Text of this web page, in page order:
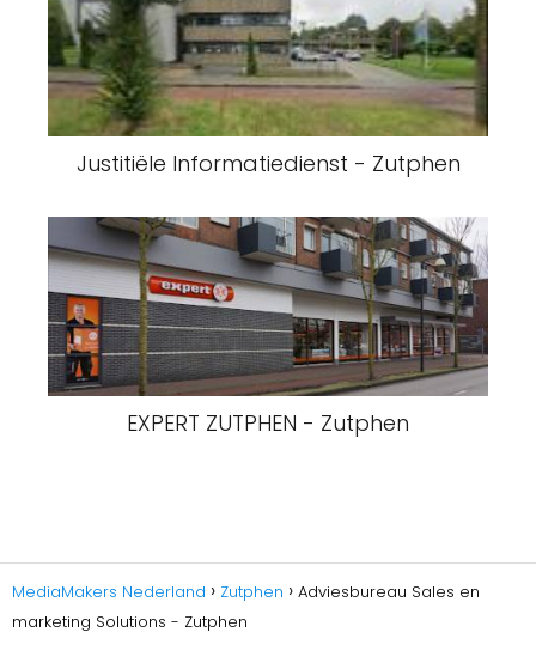
Justitiële Informatiedienst - Zutphen
EXPERT ZUTPHEN - Zutphen
MediaMakers Nederland Zutphen
Adviesbureau Sales en
marketing Solutions - Zutphen